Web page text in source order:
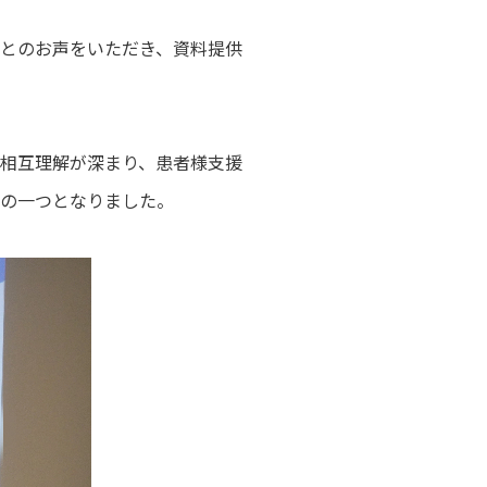
のお声をいただき、資料提供
互理解が深まり、患者様支援
一つとなりました。